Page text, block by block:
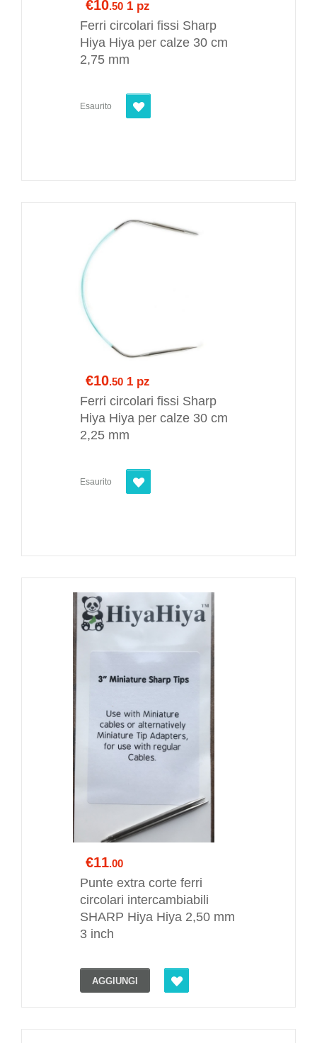
€10.50 1 pz
Ferri circolari fissi Sharp
Hiya Hiya per calze 30 cm
2,75 mm
Esaurito
€10.50 1 pz
Ferri circolari fissi Sharp
Hiya Hiya per calze 30 cm
2,25 mm
Esaurito
€11.00
Punte extra corte ferri
circolari intercambiabili
SHARP Hiya Hiya 2,50 mm
3 inch
AGGIUNGI